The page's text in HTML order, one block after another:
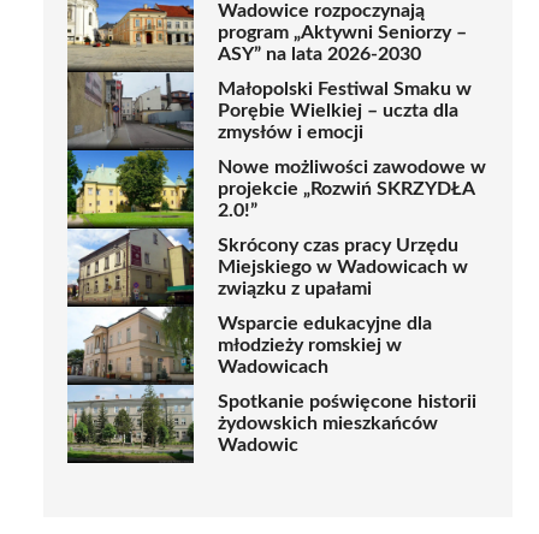
Wadowice rozpoczynają
program „Aktywni Seniorzy –
ASY” na lata 2026-2030
Małopolski Festiwal Smaku w
Porębie Wielkiej – uczta dla
zmysłów i emocji
Nowe możliwości zawodowe w
projekcie „Rozwiń SKRZYDŁA
2.0!”
Skrócony czas pracy Urzędu
Miejskiego w Wadowicach w
związku z upałami
Wsparcie edukacyjne dla
młodzieży romskiej w
Wadowicach
Spotkanie poświęcone historii
żydowskich mieszkańców
Wadowic